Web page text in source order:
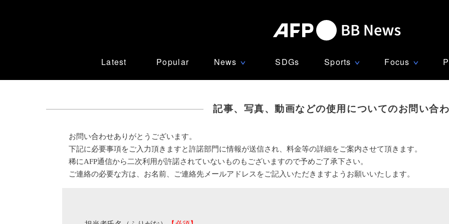
Latest Popular News ∨ SDGs Sports ∨ Focus ∨
記事、写真、動画などの使用についてのお問い合
お問い合わせありがとうございます。
下記に必要事項をご入力頂きますと許諾部門に情報が送信され、料金等の詳細をご案内させて頂きます。
稀にAFP通信から二次利用が許諾されていないものもございますので予めご了承下さい。
ご連絡の必要な方は、お名前、ご連絡先メールアドレスをご記入いただきますようお願いいたします。